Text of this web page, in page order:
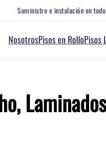
Suministro e instalación en
NosotrosPisos en RolloPisos